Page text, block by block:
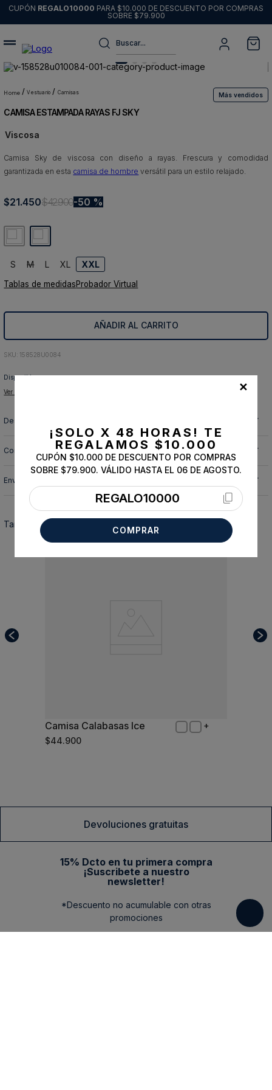
CUPÓN REGALO10000 PARA $10.000 DE DESCUENTO POR COMPRAS
SOBRE $79.900
Buscar...
vestuario camisas Más vendidos
CAMISA ESTAMPADA RAYAS FJ SKY
Viscosa
Camisa Sky de viscosa con diseño a rayas. Frescura y comodidad
garantizada en esta camisa de hombre versátil para un estilo relajado.
$21.450$42.900 50 %
S M L XL XXL
Tablas de medidasProbador Virtual
AÑADIR AL CARRITO
: 158528U0084
Disponible para:
Ver tiendas disponibles para retiro
Descripción y cuidado de la prenda
Composición
Envíos, cambios y devoluciones
También te podría interesar
XL
Camisa Calabasas Ice
$44.900
Devoluciones gratuitas
15% Dcto en tu primera compra
¡Suscribete a nuestro
newsletter!
*Descuento no acumulable con otras
promociones
✕
¡SOLO X 48 HORAS! TE
REGALAMOS $10.000
CUPÓN $10.000 DE DESCUENTO POR COMPRAS
SOBRE $79.900. VÁLIDO HASTA EL 06 DE AGOSTO.
REGALO10000
COMPRAR
1.
sweater
2.
chaquetas
3.
pantalon
4.
camisas
6.
blazer
8.
chaqueta
9
poleron
10. abrigo